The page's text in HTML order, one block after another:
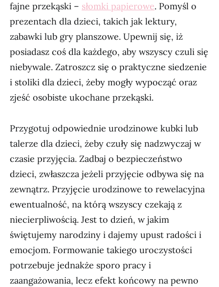
fajne przekąski – słomki papierowe. Pomyśl o
prezentach dla dzieci, takich jak lektury,
zabawki lub gry planszowe. Upewnij się, iż
posiadasz coś dla każdego, aby wszyscy czuli się
niebywale. Zatroszcz się o praktyczne siedzenie
i stoliki dla dzieci, żeby mogły wypocząć oraz
zjeść osobiste ukochane przekąski.
Przygotuj odpowiednie urodzinowe kubki lub
talerze dla dzieci, żeby czuły się nadzwyczaj w
czasie przyjęcia. Zadbaj o bezpieczeństwo
dzieci, zwłaszcza jeżeli przyjęcie odbywa się na
zewnątrz. Przyjęcie urodzinowe to rewelacyjna
ewentualność, na którą wszyscy czekają z
niecierpliwością. Jest to dzień, w jakim
świętujemy narodziny i dajemy upust radości i
emocjom. Formowanie takiego uroczystości
potrzebuje jednakże sporo pracy i
zaangażowania, lecz efekt końcowy na pewno